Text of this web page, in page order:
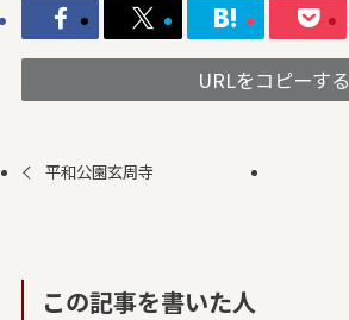
URLをコピーする
平和公園玄周寺
この記事を書いた人